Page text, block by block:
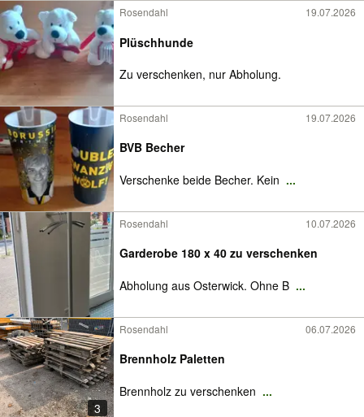
Rosendahl 19.07.2026
Plüschhunde
Zu verschenken, nur Abholung.
Rosendahl 19.07.2026
BVB Becher
Verschenke beide Becher. Kein ...
Rosendahl 10.07.2026
Garderobe 180 x 40 zu verschenken
Abholung aus Osterwick. Ohne B ...
3
Rosendahl 06.07.2026
Brennholz Paletten
Brennholz zu verschenken ...